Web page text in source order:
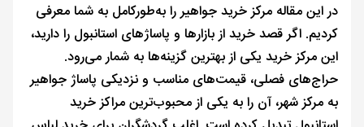
در این مقاله مرکز خرید جواهیر را به‌طورکامل به شما معرفی
کردیم. اگر قصد خرید از بازارها و پاساژهای استانبول را دارید،
این مرکز خرید یکی از بهترین گزینه‌ها به شمار می‌رود.
حراج‌های فصلی، قیمت‌های مناسب و نزدیکی پاساژ جواهیر
به مرکز شهر، آن را به یکی از محبوب‌ترین مراکز خرید